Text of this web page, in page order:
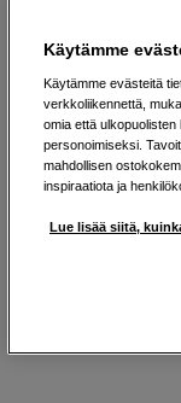
Käytämme
Käytämme evästeitä
verkkoliikennettä,
omia että
personoimiseksi.
mahdollisen
inspiraatiota ja
Lue lisää siitä,